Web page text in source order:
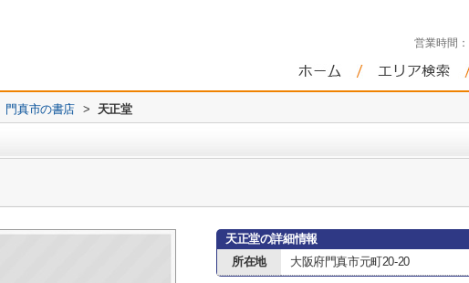
営業時間：
門真市の書店 > 天正堂
天正堂の詳細情報
所在地
大阪府門真市元町20-20